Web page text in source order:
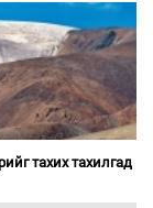
тахих тахилгад